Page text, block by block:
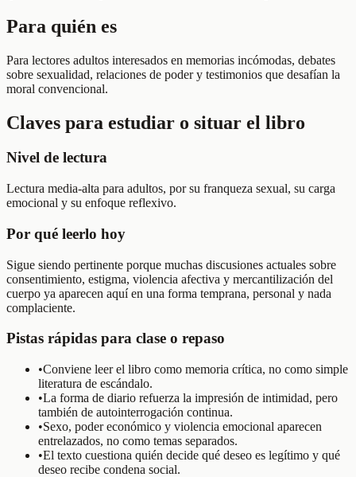
Para quién es
Para lectores adultos interesados en memorias incómodas, debates
sobre sexualidad, relaciones de poder y testimonios que desafían la
moral convencional.
Claves para estudiar o situar el libro
Nivel de lectura
Lectura media-alta para adultos, por su franqueza sexual, su carga
emocional y su enfoque reflexivo.
Por qué leerlo hoy
Sigue siendo pertinente porque muchas discusiones actuales sobre
consentimiento, estigma, violencia afectiva y mercantilización del
cuerpo ya aparecen aquí en una forma temprana, personal y nada
complaciente.
Pistas rápidas para clase o repaso
•Conviene leer el libro como memoria crítica, no como simple
literatura de escándalo.
•La forma de diario refuerza la impresión de intimidad, pero
también de autointerrogación continua.
•Sexo, poder económico y violencia emocional aparecen
entrelazados, no como temas separados.
•El texto cuestiona quién decide qué deseo es legítimo y qué
deseo recibe condena social.